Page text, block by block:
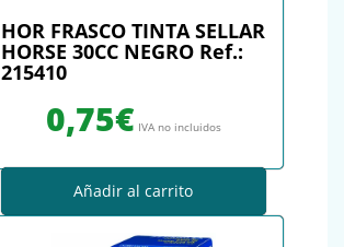
HOR FRASCO TINTA SELLAR
HORSE 30CC NEGRO Ref.:
215410
0,75€ IVA no incluidos
Añadir al carrito